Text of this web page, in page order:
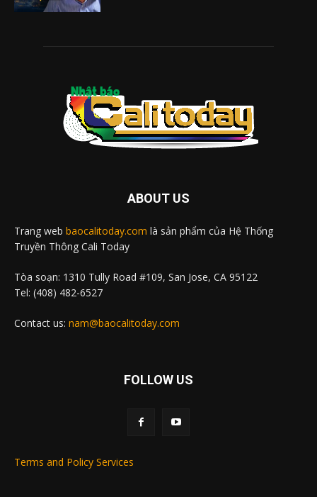
ABOUT US
Trang web baocalitoday.com là sản phẩm của Hệ Thống
Truyền Thông Cali Today
Tòa soạn: 1310 Tully Road #109, San Jose, CA 95122
Tel: (408) 482-6527
Contact us: nam@baocalitoday.com
FOLLOW US
Terms and Policy Services